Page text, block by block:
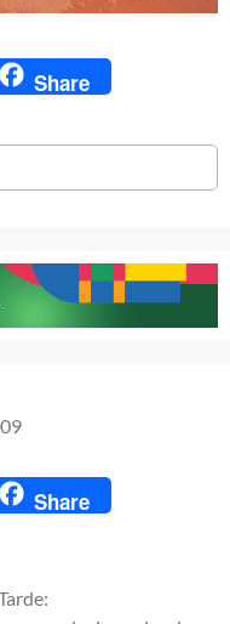
Share
Share